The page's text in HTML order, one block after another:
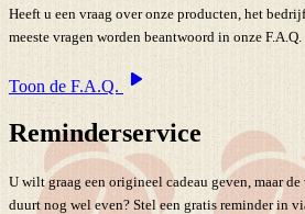
Heeft u een vraag over onze producten, het
meeste vragen worden beantwoord in onze F.A.Q.
Toon de F.A.Q.
Reminderservice
U wilt graag een origineel cadeau geven, maar
duurt nog wel even? Stel een gratis reminder in